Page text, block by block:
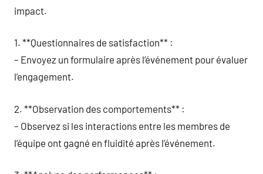
impact.
1. **Questionnaires de satisfaction** :
– Envoyez un formulaire après l’événement pour évaluer
l’engagement.
2. **Observation des comportements** :
– Observez si les interactions entre les membres de
l’équipe ont gagné en fluidité après l’événement.